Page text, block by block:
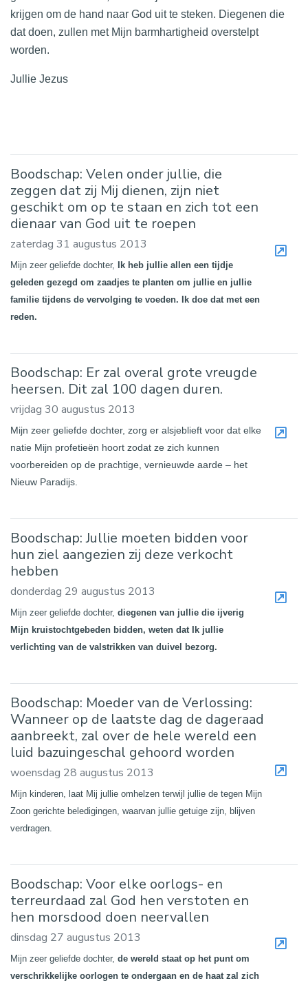
krijgen om de hand naar God uit te steken. Diegenen die
dat doen, zullen met Mijn barmhartigheid overstelpt
worden.
Jullie Jezus
Boodschap: Velen onder jullie, die
zeggen dat zij Mij dienen, zijn niet
geschikt om op te staan en zich tot een
dienaar van God uit te roepen
zaterdag 31 augustus 2013
Mijn zeer geliefde dochter,
Ik heb jullie allen een tijdje
geleden gezegd om zaadjes te planten om jullie en jullie
familie tijdens de vervolging te voeden. Ik doe dat met een
reden.
Boodschap: Er zal overal grote vreugde
heersen. Dit zal 100 dagen duren.
vrijdag 30 augustus 2013
Mijn zeer geliefde dochter, zorg er alsjeblieft voor dat elke
natie Mijn profetieën hoort zodat ze zich kunnen
voorbereiden op de prachtige, vernieuwde aarde – het
Nieuw Paradijs.
Boodschap: Jullie moeten bidden voor
hun ziel aangezien zij deze verkocht
hebben
donderdag 29 augustus 2013
Mijn zeer geliefde dochter, diegenen van jullie die ijverig
Mijn kruistochtgebeden bidden, weten dat Ik jullie
verlichting van de valstrikken van duivel bezorg.
Boodschap: Moeder van de Verlossing:
Wanneer op de laatste dag de dageraad
aanbreekt, zal over de hele wereld een
luid bazuingeschal gehoord worden
woensdag 28 augustus 2013
Mijn kinderen, laat Mij jullie omhelzen terwijl jullie de tegen Mijn
Zoon gerichte beledigingen, waarvan jullie getuige zijn, blijven
verdragen.
Boodschap: Voor elke oorlogs- en
terreurdaad zal God hen verstoten en
hen morsdood doen neervallen
dinsdag 27 augustus 2013
Mijn zeer geliefde dochter, de wereld staat op het punt om
verschrikkelijke oorlogen te ondergaan en de haat zal zich